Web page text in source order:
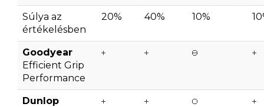
Súlya az
értékelésben
20% 40% 10%
Goodyear
Efficient Grip
Performance
Dunlop